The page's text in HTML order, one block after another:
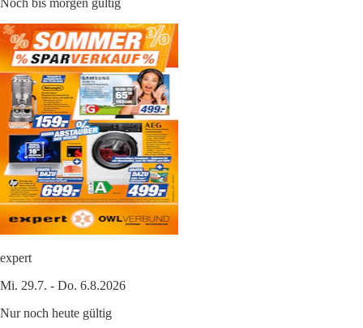
Noch bis morgen gültig
expert
Mi. 29.7. - Do. 6.8.2026
Nur noch heute gültig